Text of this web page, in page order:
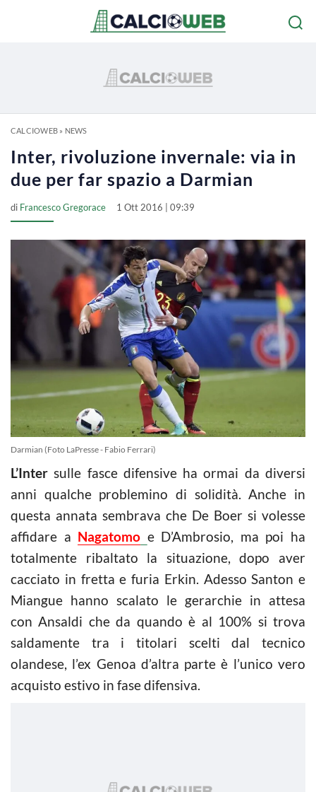
CALCIOWEB» NEWS
Inter, rivoluzione invernale: via in
due per far spazio a Darmian
di Francesco Gregorace 1 Ott 2016 | 09:39
Darmian (Foto LaPresse - Fabio Ferrari)
L’Inter sulle fasce difensive ha ormai da diversi
anni qualche problemino di solidità. Anche in
questa annata sembrava che De Boer si volesse
affidare a Nagatomo e D’Ambrosio, ma poi ha
totalmente ribaltato la situazione, dopo aver
cacciato in fretta e furia Erkin. Adesso Santon e
Miangue hanno scalato le gerarchie in attesa
con Ansaldi che da quando è al 100% si trova
saldamente tra i titolari scelti dal tecnico
olandese, l’ex Genoa d’altra parte è l’unico vero
acquisto estivo in fase difensiva.